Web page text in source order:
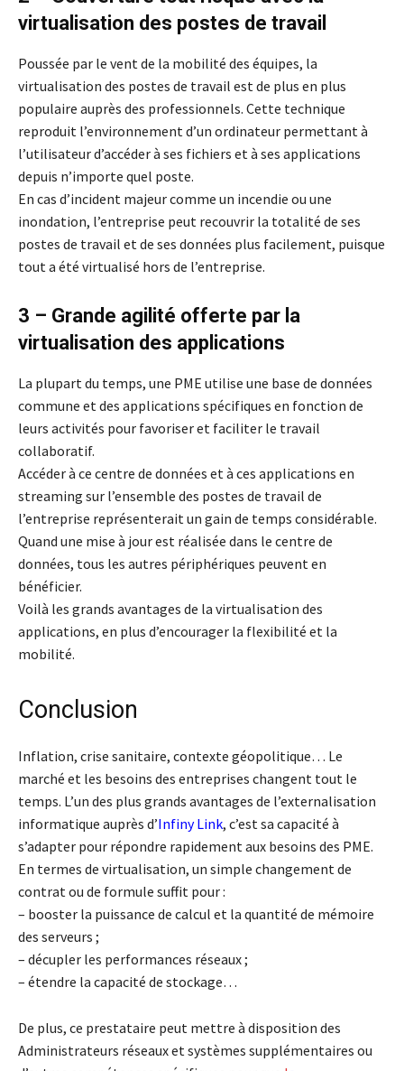
virtualisation des postes de travail
Poussée par le vent de la mobilité des équipes, la
virtualisation des postes de travail est de plus en plus
populaire auprès des professionnels. Cette technique
reproduit l’environnement d’un ordinateur permettant à
l’utilisateur d’accéder à ses fichiers et à ses applications
depuis n’importe quel poste.
En cas d’incident majeur comme un incendie ou une
inondation, l’entreprise peut recouvrir la totalité de ses
postes de travail et de ses données plus facilement, puisque
tout a été virtualisé hors de l’entreprise.
3 – Grande agilité offerte par la
virtualisation des applications
La plupart du temps, une PME utilise une base de données
commune et des applications spécifiques en fonction de
leurs activités pour favoriser et faciliter le travail
collaboratif.
Accéder à ce centre de données et à ces applications en
streaming sur l’ensemble des postes de travail de
l’entreprise représenterait un gain de temps considérable.
Quand une mise à jour est réalisée dans le centre de
données, tous les autres périphériques peuvent en
bénéficier.
Voilà les grands avantages de la virtualisation des
applications, en plus d’encourager la flexibilité et la
mobilité.
Conclusion
Inflation, crise sanitaire, contexte géopolitique… Le
marché et les besoins des entreprises changent tout le
temps. L’un des plus grands avantages de l’externalisation
informatique auprès d’Infiny Link, c’est sa capacité à
s’adapter pour répondre rapidement aux besoins des PME.
En termes de virtualisation, un simple changement de
contrat ou de formule suffit pour :
– booster la puissance de calcul et la quantité de mémoire
des serveurs ;
– décupler les performances réseaux ;
– étendre la capacité de stockage…
De plus, ce prestataire peut mettre à disposition des
Administrateurs réseaux et systèmes supplémentaires ou